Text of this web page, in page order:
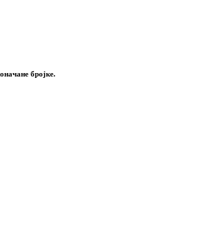
бројке.